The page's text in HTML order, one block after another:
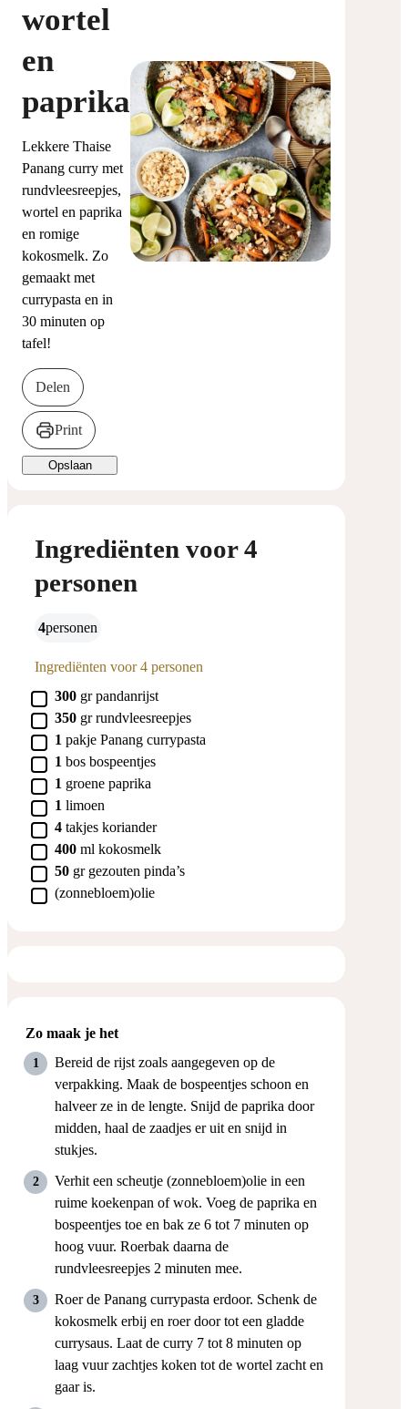
wortel
en
paprika
Lekkere Thaise
Panang curry met
rundvleesreepjes,
wortel en paprika
en romige
kokosmelk. Zo
gemaakt met
currypasta en in
30 minuten op
tafel!
Delen
Print
Opslaan
Ingrediënten voor 4
personen
4 personen
Ingrediënten voor 4 personen
▢
300 gr pandanrijst
▢
350 gr rundvleesreepjes
▢
1 pakje Panang currypasta
▢
1 bos bospeentjes
▢
1 groene paprika
▢
1 limoen
▢
4 takjes koriander
▢
400 ml kokosmelk
▢
50 gr gezouten pinda’s
▢
(zonnebloem)olie
Zo maak je het
Bereid de rijst zoals aangegeven op de
verpakking. Maak de bospeentjes schoon en
halveer ze in de lengte. Snijd de paprika door
midden, haal de zaadjes er uit en snijd in
stukjes.
Verhit een scheutje (zonnebloem)olie in een
ruime koekenpan of wok. Voeg de paprika en
bospeentjes toe en bak ze 6 tot 7 minuten op
hoog vuur. Roerbak daarna de
rundvleesreepjes 2 minuten mee.
Roer de Panang currypasta erdoor. Schenk de
kokosmelk erbij en roer door tot een gladde
currysaus. Laat de curry 7 tot 8 minuten op
laag vuur zachtjes koken tot de wortel zacht en
gaar is.